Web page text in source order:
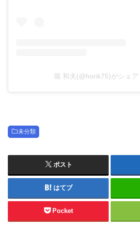
堀 和夫(@horik75)がシェア
未分類
ポスト
はてブ
Pocket